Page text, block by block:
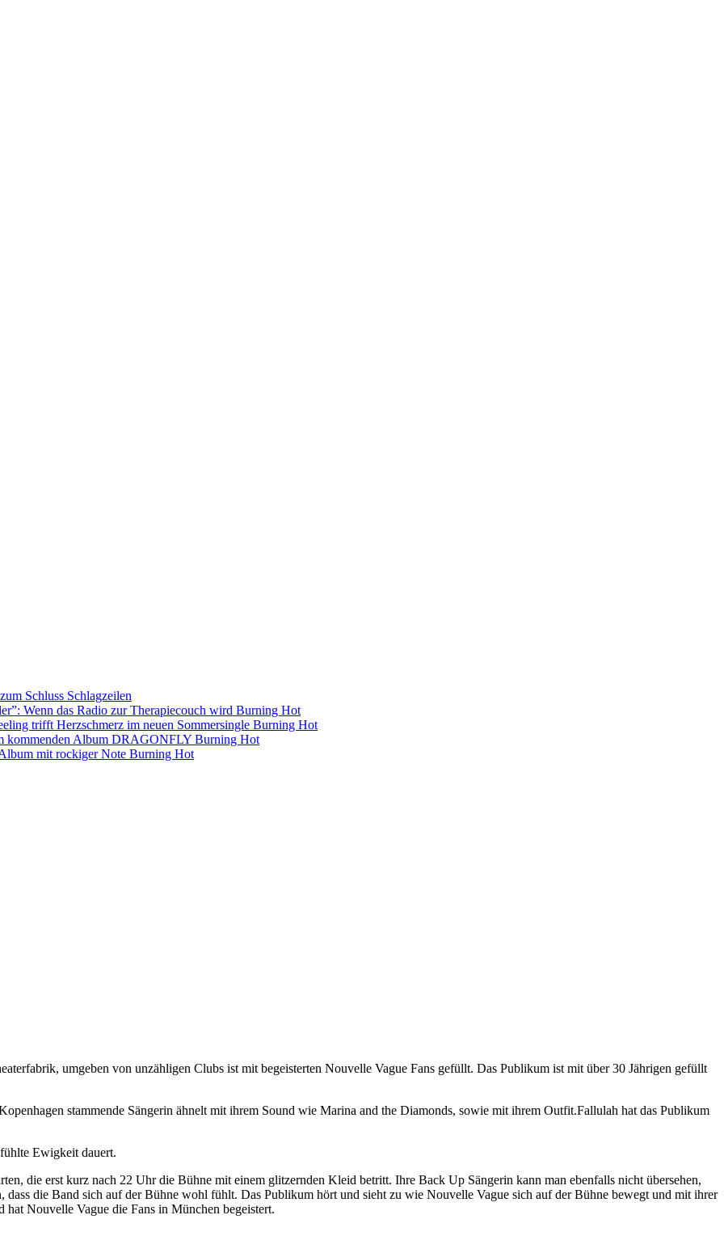
Schluss Schlagzeilen
Wenn das Radio zur Therapiecouch wird Burning Hot
trifft Herzschmerz im neuen Sommersingle Burning Hot
kommenden Album DRAGONFLY Burning Hot
mit rockiger Note Burning Hot
umgeben von unzähligen Clubs ist mit begeisterten Nouvelle Vague Fans gefüllt. Das Publikum ist mit über 30 Jährigen gefüllt
stammende Sängerin ähnelt mit ihrem Sound wie Marina and the Diamonds, sowie mit ihrem Outfit.Fallulah hat das Publikum
Ewigkeit dauert.
die erst kurz nach 22 Uhr die Bühne mit einem glitzernden Kleid betritt. Ihre Back Up Sängerin kann man ebenfalls nicht übersehen,
dass die Band sich auf der Bühne wohl fühlt. Das Publikum hört und sieht zu wie Nouvelle Vague sich auf der Bühne bewegt und mit ihrer
Nouvelle Vague die Fans in München begeistert.